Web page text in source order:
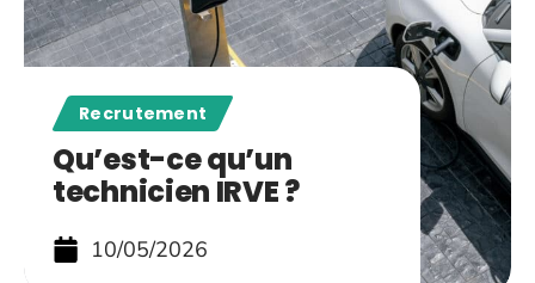
Recrutement
Qu’est-ce qu’un
technicien IRVE ?
10/05/2026